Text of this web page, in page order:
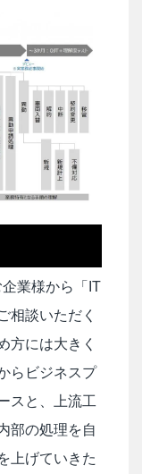
業様から「IT
相談いただく
方には大きく
らビジネスプ
スと、上流工
部の処理を自
上げていきた